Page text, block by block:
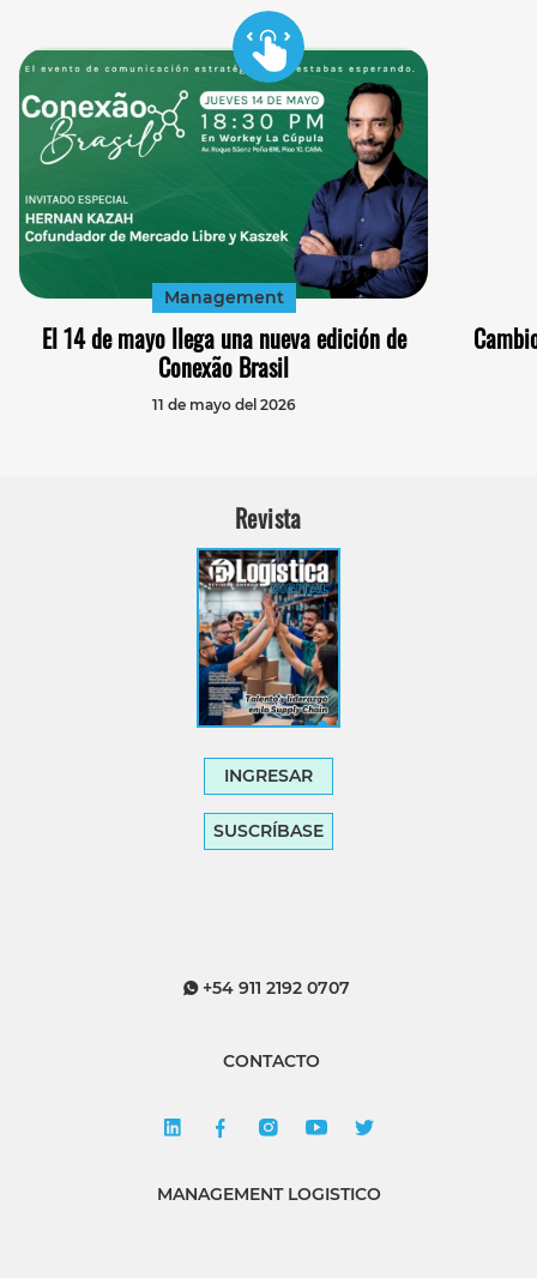
Management
El 14 de mayo llega una nueva edición de
Conexão Brasil
11 de mayo del 2026
Revista
INGRESAR
SUSCRÍBASE
+54 911 2192 0707
CONTACTO
MANAGEMENT LOGISTICO